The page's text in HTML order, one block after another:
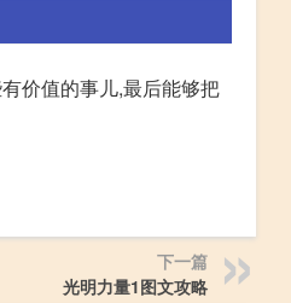
价值的事儿,最后能够把
下一篇
光明力量1图文攻略